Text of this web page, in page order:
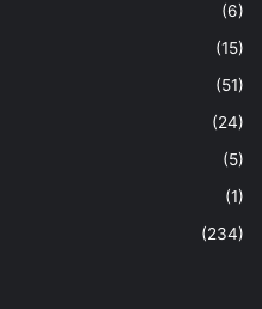
(6)
(15)
(51)
(24)
(5)
(1)
(234)